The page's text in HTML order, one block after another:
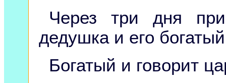
Через три дня
дедушка и его
Богатый и говорит